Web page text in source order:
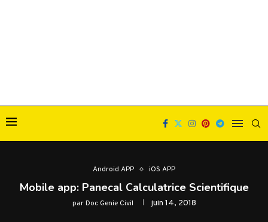
Android APP iOS APP
Mobile app: Panecal Calculatrice Scientifique
parDoc Genie Civil juin 14, 2018